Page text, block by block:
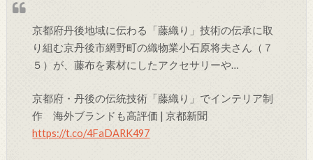
京都府丹後地域に伝わる「藤織り」技術の伝承に取
り組む京丹後市網野町の織物業小石原将夫さん（７
５）が、藤布を素材にしたアクセサリーや…
京都府・丹後の伝統技術「藤織り」でインテリア制
作 海外ブランドも高評価 | 京都新聞
https://t.co/4FaDARK497